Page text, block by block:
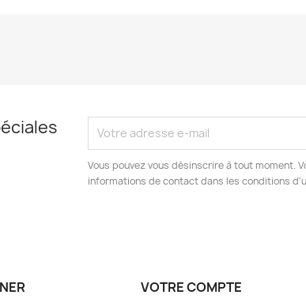
Vous pouvez vous désinscrire à tout moment.
informations de contact dans les conditions
VOTRE COMPTE